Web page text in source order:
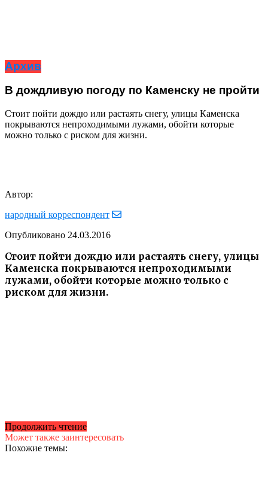
Архив
В дождливую погоду по Каменску не пройти
Стоит пойти дождю или растаять снегу, улицы Каменска
покрываются непроходимыми лужами, обойти которые
можно только с риском для жизни.
Автор:
народный корреспондент
Опубликовано 24.03.2016
Стоит пойти дождю или растаять снегу, улицы
Каменска покрываются непроходимыми
лужами, обойти которые можно только с
риском для жизни.
Продолжить чтение
Может также заинтересовать
Похожие темы: